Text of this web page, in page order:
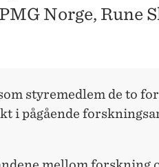
Norge, Rune
styremedlem de to
i pågående